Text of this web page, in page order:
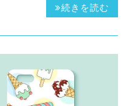
続きを読む